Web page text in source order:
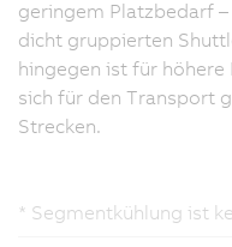
geringem Platzbedarf
dicht gruppierten
hingegen ist für
sich für den Transport
Strecken.
* Segmentkühlung ist